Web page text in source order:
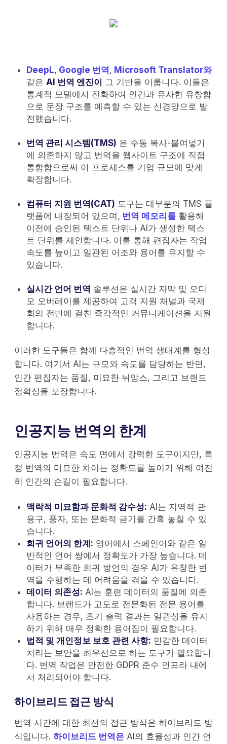
DeepL, Google 번역, Microsoft Translator와
같은 AI 번역 엔진이 그 기반을 이룹니다. 이들은
통계적 모델에서 진화하여 인간과 유사한 유창함
으로 문장 구조를 예측할 수 있는 신경망으로 발
전했습니다.
번역 관리 시스템(TMS) 은 수동 복사-붙여넣기
에 의존하지 않고 번역을 웹사이트 구조에 직접
통합함으로써 이 프로세스를 기업 규모에 맞게
확장합니다.
컴퓨터 지원 번역(CAT) 도구는 대부분의 TMS 플
랫폼에 내장되어 있으며, 번역 메모리를 활용해
이전에 승인된 텍스트 단위나 AI가 생성한 텍스
트 단위를 제안합니다. 이를 통해 편집자는 작업
속도를 높이고 일관된 어조와 용어를 유지할 수
있습니다.
실시간 언어 번역 솔루션은 실시간 자막 및 오디
오 오버레이를 제공하여 고객 지원 채널과 국제
회의 전반에 걸친 즉각적인 커뮤니케이션을 지원
합니다.
이러한 도구들은 함께 다층적인 번역 생태계를 형성
합니다. 여기서 AI는 규모와 속도를 담당하는 반면,
인간 편집자는 품질, 미묘한 뉘앙스, 그리고 브랜드
정확성을 보장합니다.
인공지능 번역의 한계
인공지능 번역은 속도 면에서 강력한 도구이지만, 특
정 번역의 미묘한 차이는 정확도를 높이기 위해 여전
히 인간의 손길이 필요합니다.
맥락적 미묘함과 문화적 감수성: AI는 지역적 관
용구, 풍자, 또는 문화적 금기를 간혹 놓칠 수 있
습니다.
희귀 언어의 한계: 영어에서 스페인어와 같은 일
반적인 언어 쌍에서 정확도가 가장 높습니다. 데
이터가 부족한 희귀 방언의 경우 AI가 유창한 번
역을 수행하는 데 어려움을 겪을 수 있습니다.
데이터 의존성: AI는 훈련 데이터의 품질에 의존
합니다. 브랜드가 고도로 전문화된 전문 용어를
사용하는 경우, 초기 출력 결과는 일관성을 유지
하기 위해 매우 정확한 용어집이 필요합니다.
법적 및 개인정보 보호 관련 사항: 민감한 데이터
처리는 보안을 최우선으로 하는 도구가 필요합니
다. 번역 작업은 안전한 GDPR 준수 인프라 내에
서 처리되어야 합니다.
하이브리드 접근 방식
번역 시간에 대한 최선의 접근 방식은 하이브리드 방
식입니다. 하이브리드 번역은 AI의 효율성과 인간 언